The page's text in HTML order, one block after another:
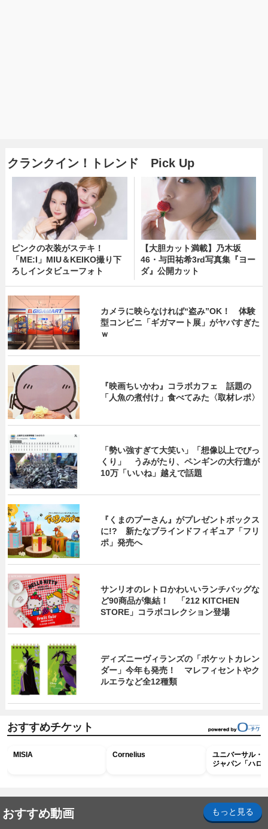
クランクイン！トレンド Pick Up
ピンクの衣装がステキ！
「ME:I」MIU＆KEIKO撮り下
ろしインタビューフォト
【大胆カット満載】乃木坂
46・与田祐希3rd写真集『ヨー
ダ』公開カット
カメラに映らなければ“盗み”OK！ 体験
型コンビニ「ギガマート展」がヤバすぎた
ｗ
『映画ちいかわ』コラボカフェ 話題の
「人魚の煮付け」食べてみた〈取材レポ〉
「勢い強すぎて大笑い」「想像以上でびっ
くり」 うみがたり、ペンギンの大行進が
10万「いいね」越えで話題
『くまのプーさん』がプレゼントボックス
に!? 新たなブラインドフィギュア「フリ
ポ」発売へ
サンリオのレトロかわいいランチバッグな
ど90商品が集結！ 「212 KITCHEN
STORE」コラボコレクション登場
ディズニーヴィランズの「ポケットカレン
ダー」今年も発売！ マレフィセントやク
ルエラなど全12種類
おすすめチケット
MISIA Cornelius
ユニバーサル・
ジャパン「ハロ
おすすめ動画 もっと見る